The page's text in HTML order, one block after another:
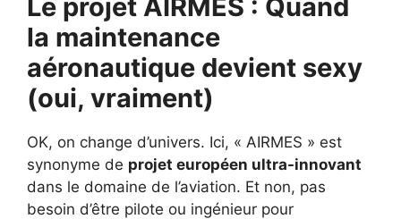
Le projet AIRMES : Quand
la maintenance
aéronautique devient sexy
(oui, vraiment)
OK, on change d’univers. Ici, « AIRMES » est
synonyme de projet européen ultra-innovant
dans le domaine de l’aviation. Et non, pas
besoin d’être pilote ou ingénieur pour